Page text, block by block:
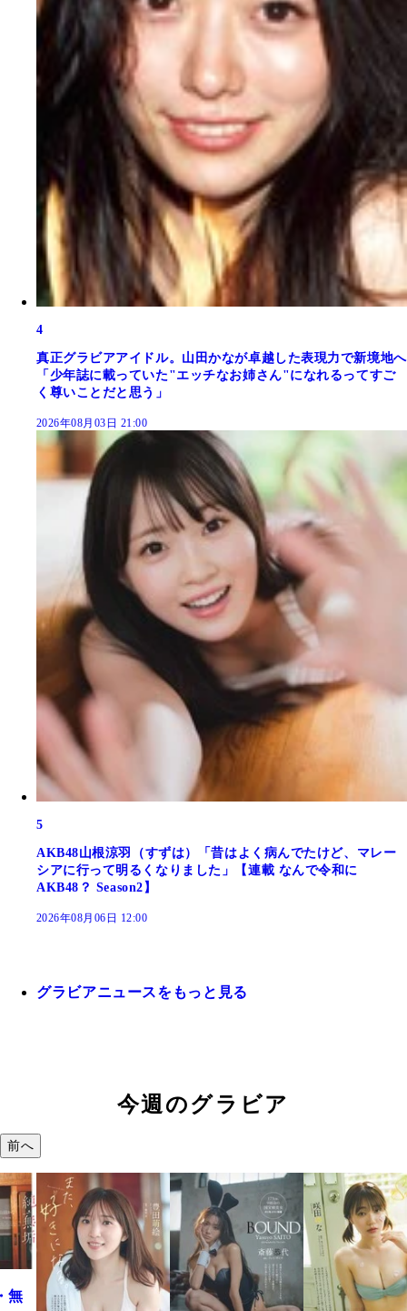
4
真正グラビアアイドル。山田かなが卓越した表現力で新境地へ
「少年誌に載っていた"エッチなお姉さん"になれるってすご
く尊いことだと思う」
2026年08月03日 21:00
5
AKB48山根涼羽（すずは）「昔はよく病んでたけど、マレー
シアに行って明るくなりました」【連載 なんで令和に
AKB48？ Season2】
2026年08月06日 12:00
グラビアニュースをもっと見る
今週のグラビア
前へ